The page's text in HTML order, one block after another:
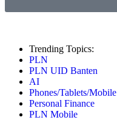
Trending Topics:
PLN
PLN UID Banten
AI
Phones/Tablets/Mobile
Personal Finance
PLN Mobile